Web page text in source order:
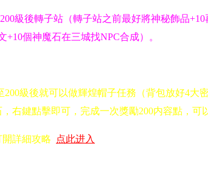
級後轉子站（轉子站之前最好將神秘飾品
+10個神魔石在三城找NPC合成）。
200級後就可以做輝煌帽子任務（背包放好4大
右鍵點擊即可，完成一次獎勵200内容點，可
詳細攻略 点此进入